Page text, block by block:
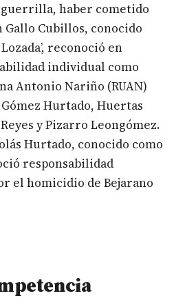
haber cometido
Gallo Cubillos, conocido
reconoció en
individual como
Antonio Nariño (RUAN)
Hurtado, Huertas
y Pizarro Leongómez.
Hurtado, conocido como
responsabilidad
el homicidio de Bejarano